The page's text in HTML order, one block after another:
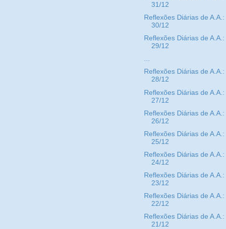
31/12
Reflexões Diárias de A.A.:
30/12
Reflexões Diárias de A.A.:
29/12
...
Reflexões Diárias de A.A.:
28/12
Reflexões Diárias de A.A.:
27/12
Reflexões Diárias de A.A.:
26/12
Reflexões Diárias de A.A.:
25/12
Reflexões Diárias de A.A.:
24/12
Reflexões Diárias de A.A.:
23/12
Reflexões Diárias de A.A.:
22/12
Reflexões Diárias de A.A.:
21/12